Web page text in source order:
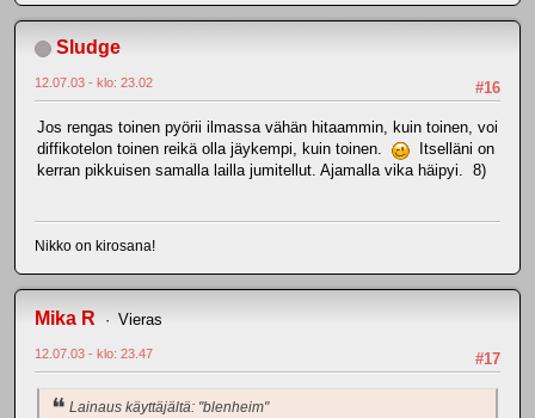
Sludge
#16
12.07.03 - klo: 23.02
Jos rengas toinen pyörii ilmassa vähän hitaammin, kuin toinen, voi
diffikotelon toinen reikä olla jäykempi, kuin toinen.
Itselläni on
kerran pikkuisen samalla lailla jumitellut. Ajamalla vika häipyi. 8)
Nikko on kirosana!
Mika R Vieras
#17
12.07.03 - klo: 23.47
Lainaus käyttäjältä: "blenheim"